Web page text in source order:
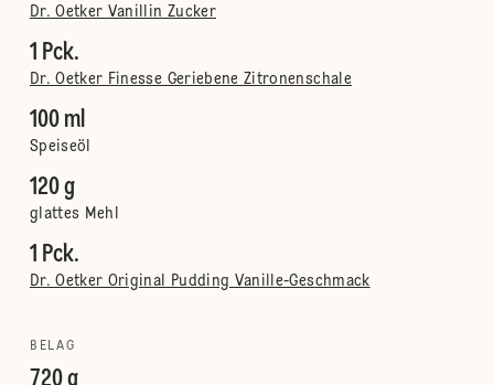
Dr. Oetker Vanillin Zucker
1 Pck.
Dr. Oetker Finesse Geriebene Zitronenschale
100 ml
Speiseöl
120 g
glattes Mehl
1 Pck.
Dr. Oetker Original Pudding Vanille-Geschmack
BELAG
720 g